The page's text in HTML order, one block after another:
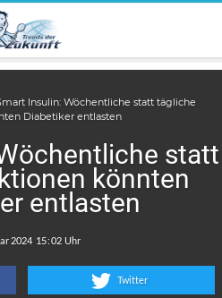
Insulin: Wöchentliche statt tägliche
Diabetiker entlasten
statt
könnten
entlasten
:
Twitter